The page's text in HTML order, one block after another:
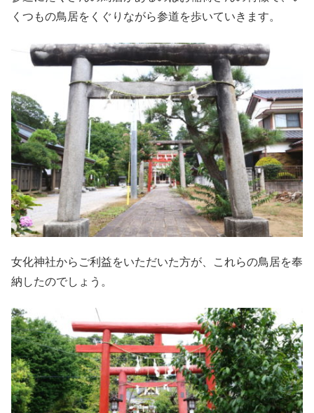
くつもの鳥居をくぐりながら参道を歩いていきます。
女化神社からご利益をいただいた方が、これらの鳥居を奉
納したのでしょう。